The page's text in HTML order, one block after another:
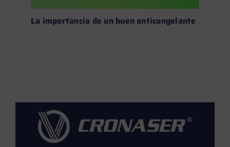
La importancia de un buen anticongelante